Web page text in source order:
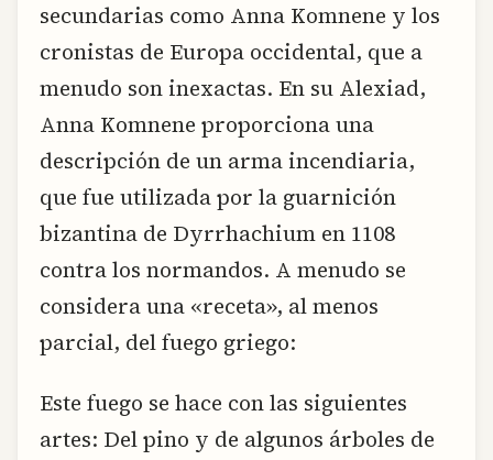
secundarias como Anna Komnene y los
cronistas de Europa occidental, que a
menudo son inexactas. En su Alexiad,
Anna Komnene proporciona una
descripción de un arma incendiaria,
que fue utilizada por la guarnición
bizantina de Dyrrhachium en 1108
contra los normandos. A menudo se
considera una «receta», al menos
parcial, del fuego griego:
Este fuego se hace con las siguientes
artes: Del pino y de algunos árboles de